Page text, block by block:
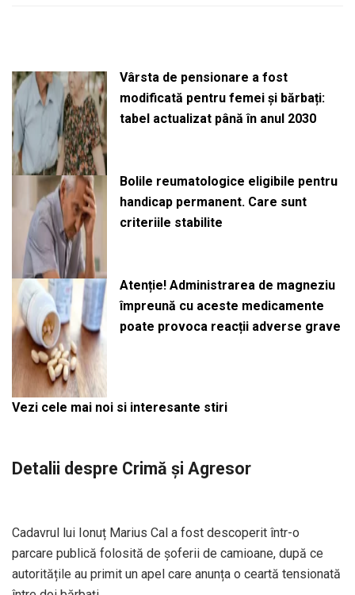
Vârsta de pensionare a fost
modificată pentru femei și bărbați:
tabel actualizat până în anul 2030
Bolile reumatologice eligibile pentru
handicap permanent. Care sunt
criteriile stabilite
Atenție! Administrarea de magneziu
împreună cu aceste medicamente
poate provoca reacții adverse grave
Vezi cele mai noi si interesante stiri
Detalii despre Crimă și Agresor
Cadavrul lui Ionuț Marius Cal a fost descoperit într-o
parcare publică folosită de șoferii de camioane, după ce
autoritățile au primit un apel care anunța o ceartă tensionată